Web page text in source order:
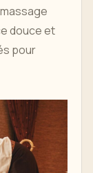
douce et
pour